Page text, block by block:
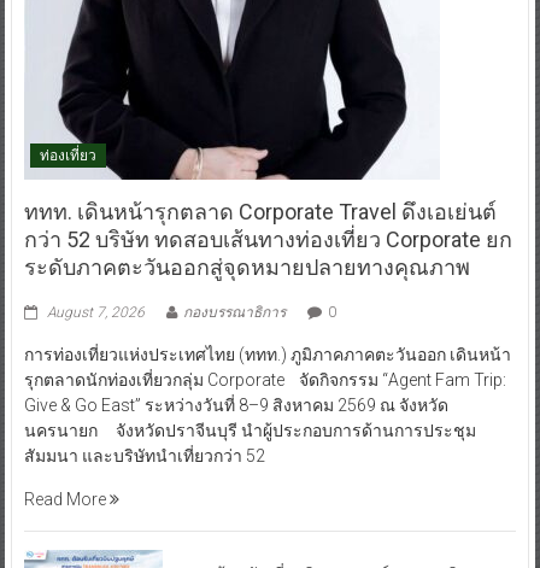
ท่องเที่ยว
ททท. เดินหน้ารุกตลาด Corporate Travel ดึงเอเย่นต์
กว่า 52 บริษัท ทดสอบเส้นทางท่องเที่ยว Corporate ยก
ระดับภาคตะวันออกสู่จุดหมายปลายทางคุณภาพ
August 7, 2026 กองบรรณาธิการ 0
การท่องเที่ยวแห่งประเทศไทย (ททท.) ภูมิภาคภาคตะวันออก เดินหน้า
รุกตลาดนักท่องเที่ยวกลุ่ม Corporate จัดกิจกรรม “Agent Fam Trip:
Give & Go East” ระหว่างวันที่ 8–9 สิงหาคม 2569 ณ จังหวัด
นครนายก จังหวัดปราจีนบุรี นำผู้ประกอบการด้านการประชุม
สัมมนา และบริษัทนำเที่ยวกว่า 52
Read More